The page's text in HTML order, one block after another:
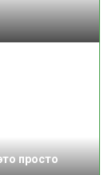
просто